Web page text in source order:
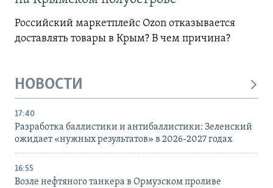
Российский маркетплейс Ozon отказывается
доставлять товары в Крым? В чем причина?
НОВОСТИ
17:40
Разработка баллистики и антибаллистики: Зеленский
ожидает «нужных результатов» в 2026-2027 годах
16:55
Возле нефтяного танкера в Ормузском проливе